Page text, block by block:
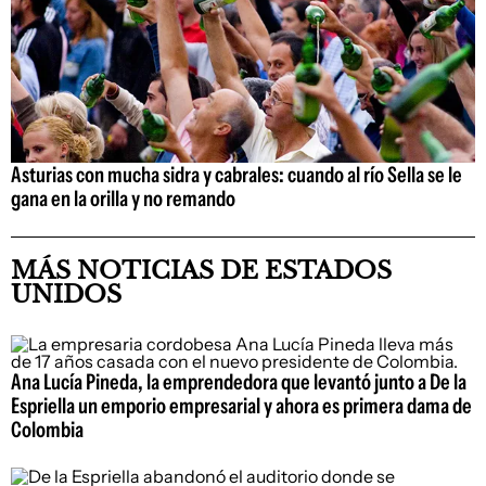
Asturias con mucha sidra y cabrales: cuando al río Sella se le
gana en la orilla y no remando
MÁS NOTICIAS DE ESTADOS
UNIDOS
Ana Lucía Pineda, la emprendedora que levantó junto a De la
Espriella un emporio empresarial y ahora es primera dama de
Colombia